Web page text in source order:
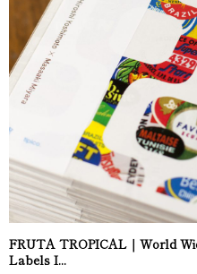
FRUTA TROPICAL｜World
Labels I...